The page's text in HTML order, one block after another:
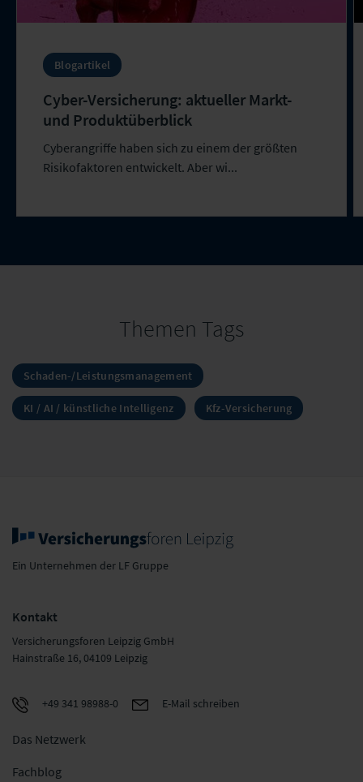
Blogartikel
Cyber-Versicherung: aktueller Markt-
und Produktüberblick
Cyberangriffe haben sich zu einem der größten
Risikofaktoren entwickelt. Aber wi...
Themen Tags
Schaden-/Leistungsmanagement
KI / AI / künstliche Intelligenz Kfz-Versicherung
Ein Unternehmen der LF Gruppe
Kontakt
Versicherungsforen Leipzig GmbH
Hainstraße 16, 04109 Leipzig
+49 341 98988-0 E-Mail schreiben
Das Netzwerk
Fachblog